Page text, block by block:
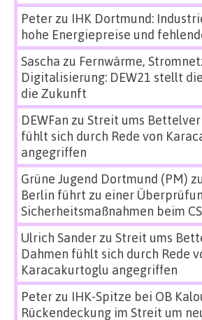
Peterzu IHK Dortmund:
hohe Energiepreise und
Sascha zu Fernwärme,
Digitalisierung: DEW21 stellt
die Zukunft
DEWFan zu Streit ums
fühlt sich durch Rede von
angegriffen
Grüne Jugend Dortmund (PM) zu
Berlin führt zu einer
Sicherheitsmaßnahmen beim
Ulrich Sanderzu Streit ums
Dahmen fühlt sich durch Rede
Karacakurtoglu angegriffen
Peterzu IHK-Spitze bei OB
Rückendeckung im Streit um